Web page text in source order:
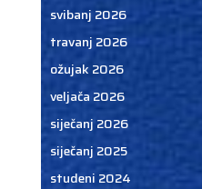
svibanj 2026
travanj 2026
ožujak 2026
veljača 2026
siječanj 2026
siječanj 2025
studeni 2024